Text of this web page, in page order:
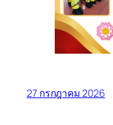
27 กรกฎาคม 2026